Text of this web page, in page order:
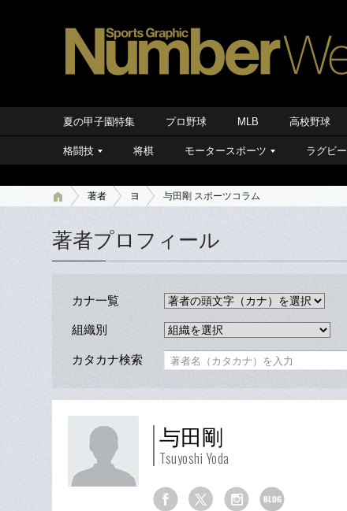
夏の甲子園特集 プロ野球 MLB 高校野球
格闘技 将棋 モータースポーツ ラグビー
著者 ヨ 与田剛 スポーツコラム
著者プロフィール
カナ一覧
組織別
カタカナ検索
与田剛
Tsuyoshi Yoda